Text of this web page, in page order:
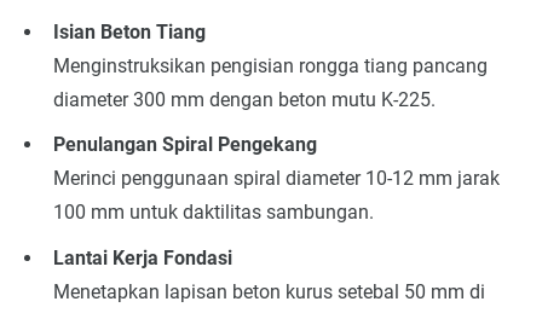
Isian Beton Tiang
Menginstruksikan pengisian rongga tiang pancang
diameter 300 mm dengan beton mutu K-225.
Penulangan Spiral Pengekang
Merinci penggunaan spiral diameter 10-12 mm jarak
100 mm untuk daktilitas sambungan.
Lantai Kerja Fondasi
Menetapkan lapisan beton kurus setebal 50 mm di